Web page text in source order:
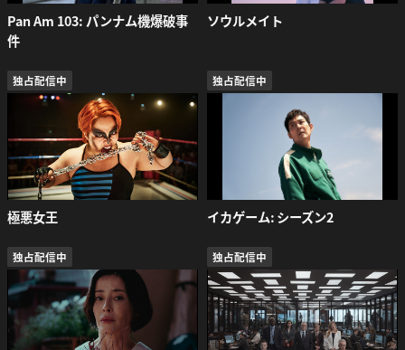
Pan Am 103: パンナム機爆破事
件
ソウルメイト
独占配信中
極悪女王
独占配信中
イカゲーム: シーズン2
独占配信中 独占配信中